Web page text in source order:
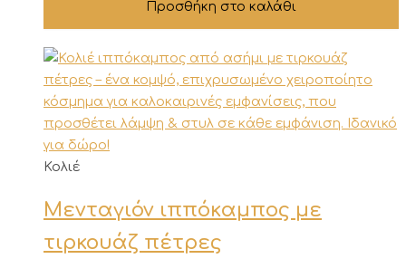
Προσθήκη στο καλάθι
Κολιέ
Μενταγιόν ιππόκαμπος με
τιρκουάζ πέτρες